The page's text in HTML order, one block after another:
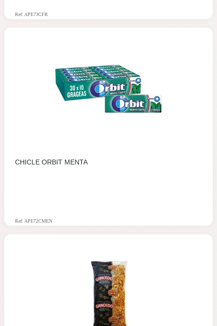
Ref: APE73CFR
CHICLE ORBIT MENTA
Ref: APE72CMEN